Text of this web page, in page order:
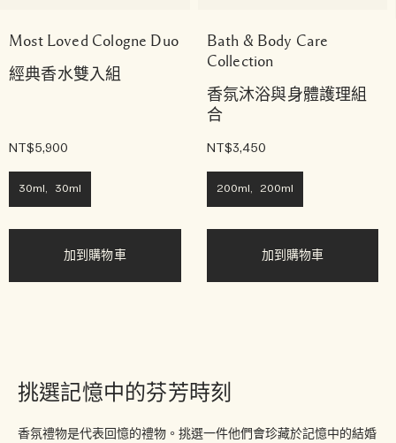
Most Loved Cologne Duo
經典香水雙入組
NT$5,900
30ml, 30ml
加到購物車
Bath & Body Care
Collection
香氛沐浴與身體護理組
合
NT$3,450
200ml, 200ml
加到購物車
挑選記憶中的芬芳時刻
香氛禮物是代表回憶的禮物。挑選一件他們會珍藏於記憶中的結婚